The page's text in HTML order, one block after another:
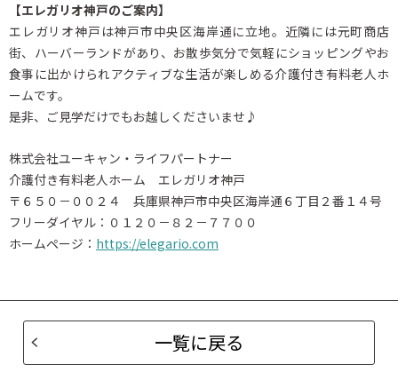
【エレガリオ神戸のご案内】
エレガリオ神戸は神戸市中央区海岸通に立地。近隣には元町商店
街、ハーバーランドがあり、お散歩気分で気軽にショッピングやお
食事に出かけられアクティブな生活が楽しめる介護付き有料老人ホ
ームです。
是非、ご見学だけでもお越しくださいませ♪
株式会社ユーキャン・ライフパートナー
介護付き有料老人ホーム エレガリオ神戸
〒６５０－００２４ 兵庫県神戸市中央区海岸通６丁目２番１４号
フリーダイヤル：０１２０－８２－７７００
ホームページ： https://elegario.com
一覧に戻る